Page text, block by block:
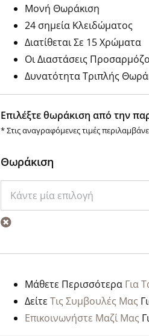
Μονή Θωράκιση
24 σημεία Κλειδώματος
Διατίθεται Σε 15 Χρώματα
Οι Διαστάσεις
Δυνατότητα Τριπλής
Επιλέξτε θωράκιση από την
* Στις αναγραφόμενες τιμές
Θωράκιση
Μάθετε Περισσότερα Για
Δείτε Τις Συμβουλές Μας
Επικοινωνήστε Μαζί Μας